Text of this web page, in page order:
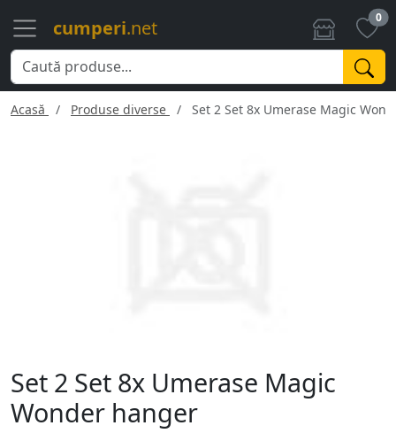
cumperi.net 0
Acasă Produse diverse Set 2 Set 8x Umerase Magic
Set 2 Set 8x Umerase Magic
Wonder hanger